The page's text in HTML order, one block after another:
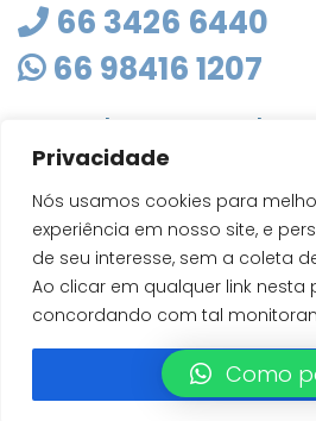
Privacidade
Nós usamos cookies para
experiência em nosso site, e
de seu interesse, sem a coleta
Ao clicar em qualquer link nesta
concordando com tal
Entendi
66 3426 6440
66 98416 1207
Rua Sete de Setembro, 103 - Vila
CEP 78705-010
Rondonópolis - MT
Como